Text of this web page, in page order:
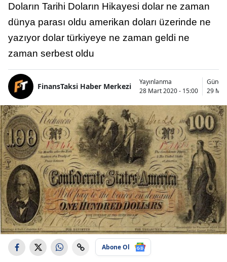
Doların Tarihi Doların Hikayesi dolar ne zaman
dünya parası oldu amerikan doları üzerinde ne
yazıyor dolar türkiyeye ne zaman geldi ne
zaman serbest oldu
FinansTaksi Haber Merkezi
Yayınlanma
28 Mart 2020 - 15:00
29
Abone Ol